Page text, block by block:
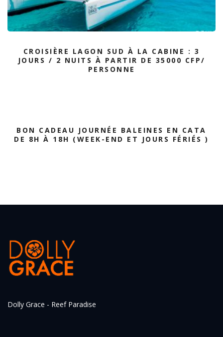
CROISIÈRE LAGON SUD À LA CABINE : 3
JOURS / 2 NUITS À PARTIR DE 35000 CFP/
PERSONNE
BON CADEAU JOURNÉE BALEINES EN CATA
DE 8H À 18H (WEEK-END ET JOURS FÉRIÉS )
Dolly Grace - Reef Paradise